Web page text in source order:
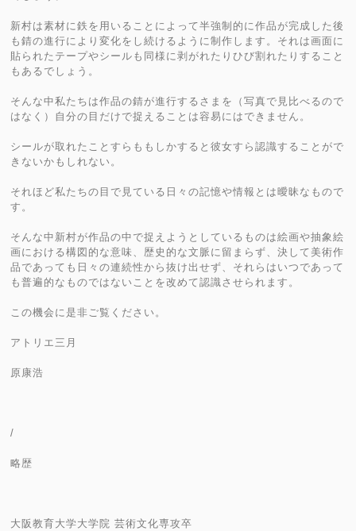
新村は素材に鉄を用いることによって半強制的に作品が完成した後
も錆の進行により変化をし続けるように制作します。それは画面に
貼られたテープやシールも同様に剥がれたりひび割れたりすること
もあるでしょう。
そんな中私たちは作品の錆が進行するさまを（写真で見比べるので
はなく）自分の目だけで捉えることは容易にはできません。
シールが取れたことすらももしかすると彼女すら認識することがで
きないかもしれない。
それほど私たちの目で見ている日々の記憶や情報とは曖昧なもので
す。
そんな中新村が作品の中で捉えようとしているものは絵画や抽象絵
画における構図的な意味、歴史的な文脈に留まらず、決して美術作
品であっても日々の連続性から抜け出せず、それらはいつであって
も普遍的なものではないことを改めて認識させられます。
この機会に是非ご覧ください。
アトリエ三月
原康浩
/​
​略歴
大阪教育大学大学院 芸術文化専攻卒